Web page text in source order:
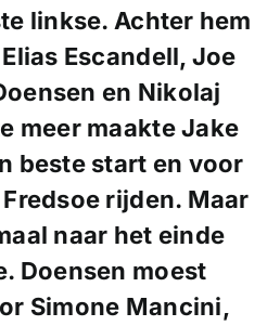
linkse. Achter hem
Escandell, Joe
en Nikolaj
meer maakte Jake
beste start en voor
rijden. Maar
naar het einde
Doensen moest
Simone Mancini,